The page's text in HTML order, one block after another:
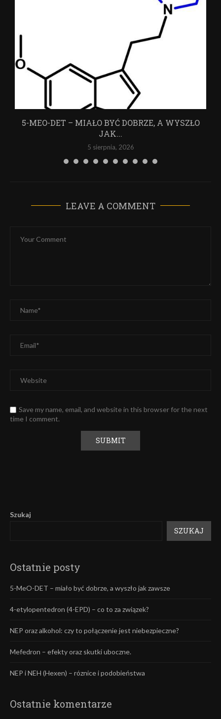
5-MEO-DET – MIAŁO BYĆ DOBRZE, A WYSZŁO
JAK...
5 sierpnia, 2026
LEAVE A COMMENT
Save my name, email, and website in this browser for the next
time I comment.
Szukaj
SZUKAJ
Ostatnie posty
5-MeO-DET – miało być dobrze, a wyszło jak zawsze
4-etylopentedron (4-EPD) – co to za związek?
NEP oraz alkohol: czy to połączenie jest niebezpieczne?
Mefedron – efekty oraz skutki uboczne.
NEP i NEH (Hexen) – róznice i podobieństwa
Ostatnie komentarze